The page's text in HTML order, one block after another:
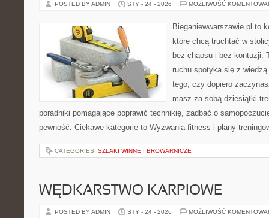
POSTED BY ADMIN STY - 24 - 2026 MOŻLIWOŚĆ
Bieganiewwarszawie.pl to
które chcą truchtać w
bez chaosu i bez kontuzji.
ruchu spotyka się z
tego, czy dopiero
masz za sobą dziesiątki
poradniki pomagające poprawić technikię, zadbać o
pewność. Ciekawe kategorie to Wyzwania fitness i plany
CATEGORIES: SZLAKI WINNE I BROWARNICZE
WĘDKARSTWO KARPIOWE
POSTED BY ADMIN STY - 24 - 2026 MOŻLIWOŚĆ